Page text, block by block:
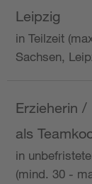
Leipzig
in Teilzeit
Sachsen,
Erzieherin /
als
in
(mind. 30 -